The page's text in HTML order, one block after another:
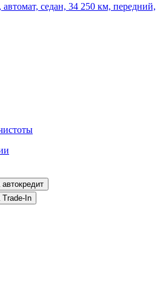
седан, 34 250 км, передний,
на автокредит
на Trade-In